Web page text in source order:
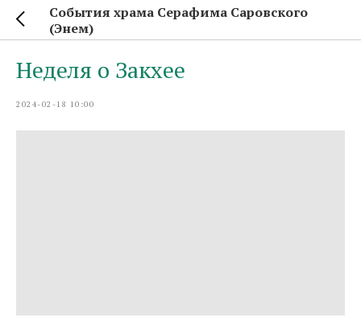
События храма Серафима Саровского
(Энем)
Неделя о Закхее
2024-02-18 10:00